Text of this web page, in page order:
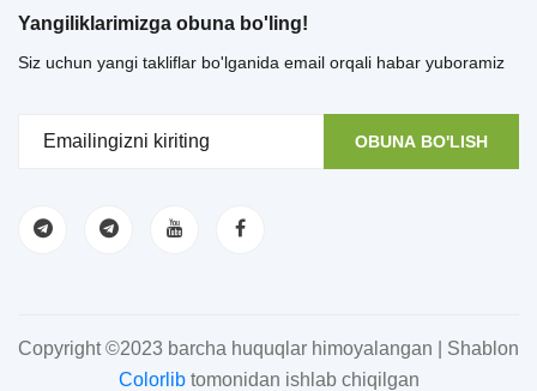
Yangiliklarimizga obuna bo'ling!
Siz uchun yangi takliflar bo'lganida email orqali habar yuboramiz
OBUNA BO'LISH
Copyright ©2023 barcha huquqlar himoyalangan | Shablon
Colorlibtomonidan ishlab chiqilgan